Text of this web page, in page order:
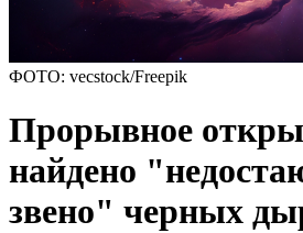
ФОТО: vecstock/Freepik
Прорывное
найдено
звено" черных